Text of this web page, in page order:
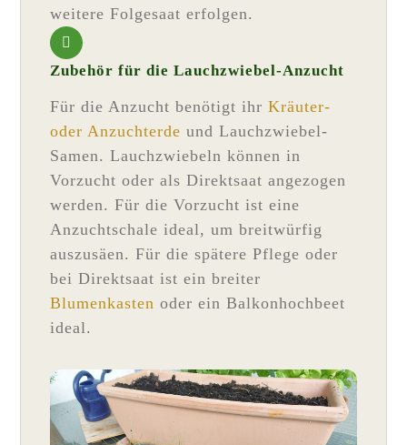
weitere Folgesaat erfolgen.
Zubehör für die Lauchzwiebel-Anzucht
Für die Anzucht benötigt ihrKräuter-
oder Anzuchterde und Lauchzwiebel-
Samen. Lauchzwiebeln können in
Vorzucht oder als Direktsaat angezogen
werden. Für die Vorzucht ist eine
Anzuchtschale ideal, um breitwürfig
auszusäen. Für die spätere Pflege oder
bei Direktsaat ist ein breiter
Blumenkasten oder ein Balkonhochbeet
ideal.